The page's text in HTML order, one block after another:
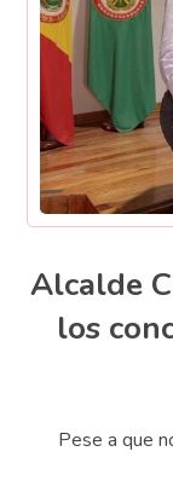
Alcalde
los
Pese a que